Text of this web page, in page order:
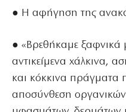
● Η αφήγηση της
● «Βρεθήκαμε
αντικείμενα χάλκινα,
και κόκκινα πράγματα
αποσύνθεση